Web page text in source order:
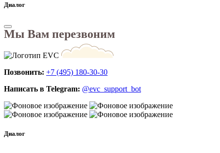
Диалог
Мы Вам перезвоним
Позвонить: +7 (495) 180-30-30
Написать в Telegram: @evc_support_bot
Диалог